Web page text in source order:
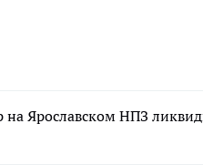
на Ярославском НПЗ